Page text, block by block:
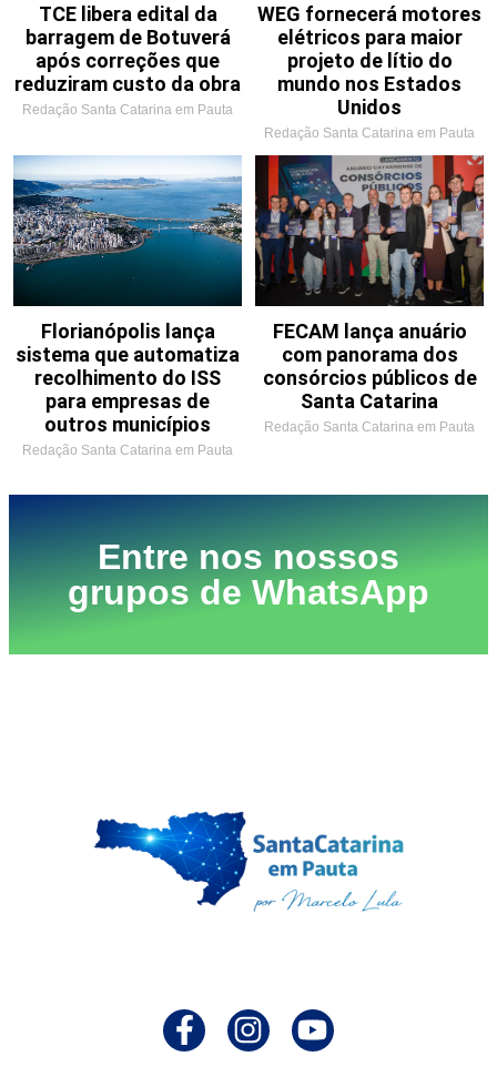
TCE libera edital da
barragem de Botuverá
após correções que
reduziram custo da obra
Redação Santa Catarina em Pauta
WEG fornecerá motores
elétricos para maior
projeto de lítio do
mundo nos Estados
Unidos
Redação Santa Catarina em Pauta
Florianópolis lança
sistema que automatiza
recolhimento do ISS
para empresas de
outros municípios
Redação Santa Catarina em Pauta
FECAM lança anuário
com panorama dos
consórcios públicos de
Santa Catarina
Redação Santa Catarina em Pauta
Entre nos nossos
grupos de WhatsApp